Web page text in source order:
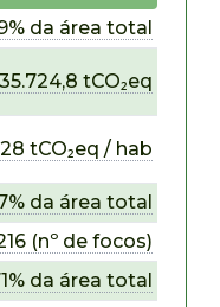
da área total
tCO₂eq
tCO₂eq / hab
da área total
(nº de focos)
da área total